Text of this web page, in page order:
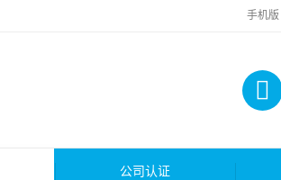
手机版
公司认证